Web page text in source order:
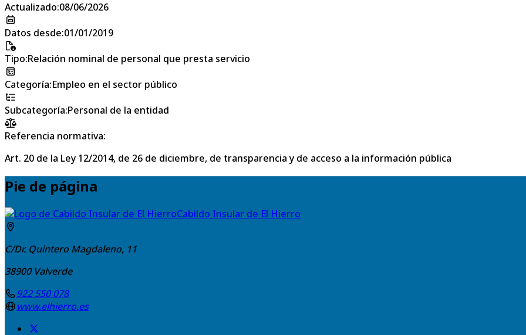
Actualizado:08/06/2026
Datos desde:01/01/2019
Tipo:Relación nominal de personal que presta servicio
Categoría:Empleo en el sector público
Subcategoría:Personal de la entidad
Referencia normativa:
Art. 20 de la Ley 12/2014, de 26 de diciembre, de transparencia y de acceso a la información pública
Pie de página
Cabildo Insular de El Hierro
C/Dr. Quintero Magdaleno, 11
38900 Valverde
922 550 078
www.elhierro.es